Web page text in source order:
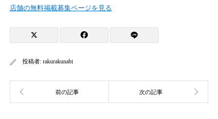
店舗の無料掲載募集ページを見る
投稿者: rakurakunabi